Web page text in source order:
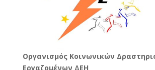
Oργανισμός Κοινωνικών
Εργαζομένων ΔΕΗ